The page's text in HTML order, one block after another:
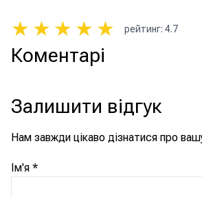
★ ★ ★ ★ ★ рейтинг: 4.7
Коментарі
Залишити відгук
Нам завжди цікаво дізнатися про
Ім'я *